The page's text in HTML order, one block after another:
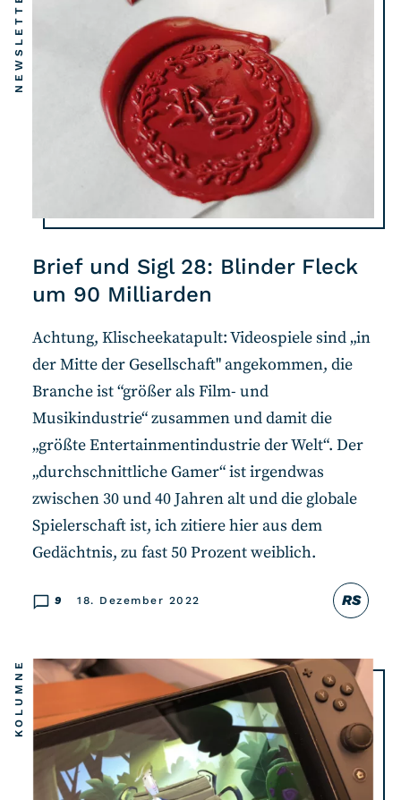
Brief und Sigl 28: Blinder Fleck
um 90 Milliarden
NEWSLETTER
RS
9 18. Dezember 2022
Achtung, Klischeekatapult: Videospiele sind „in
der Mitte der Gesellschaft" angekommen, die
Branche ist “größer als Film- und
Musikindustrie“ zusammen und damit die
„größte Entertainmentindustrie der Welt“. Der
„durchschnittliche Gamer“ ist irgendwas
zwischen 30 und 40 Jahren alt und die globale
Spielerschaft ist, ich zitiere hier aus dem
Gedächtnis, zu fast 50 Prozent weiblich.
KOLUMNE